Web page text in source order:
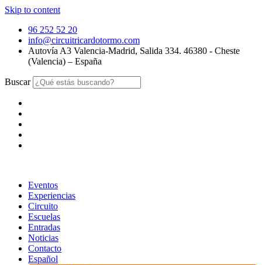
Skip to content
96 252 52 20
info@circuitricardotormo.com
Autovía A3 Valencia-Madrid, Salida 334. 46380 - Cheste
(Valencia) – España
Buscar
Eventos
Experiencias
Circuito
Escuelas
Entradas
Noticias
Contacto
Español